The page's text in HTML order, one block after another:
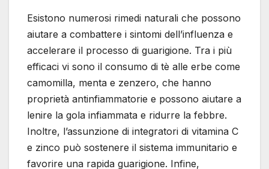
Esistono numerosi rimedi naturali che possono
aiutare a combattere i sintomi dell’influenza e
accelerare il processo di guarigione. Tra i più
efficaci vi sono il consumo di tè alle erbe come
camomilla, menta e zenzero, che hanno
proprietà antinfiammatorie e possono aiutare a
lenire la gola infiammata e ridurre la febbre.
Inoltre, l’assunzione di integratori di vitamina C
e zinco può sostenere il sistema immunitario e
favorire una rapida guarigione. Infine,